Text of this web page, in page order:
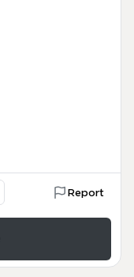
Report